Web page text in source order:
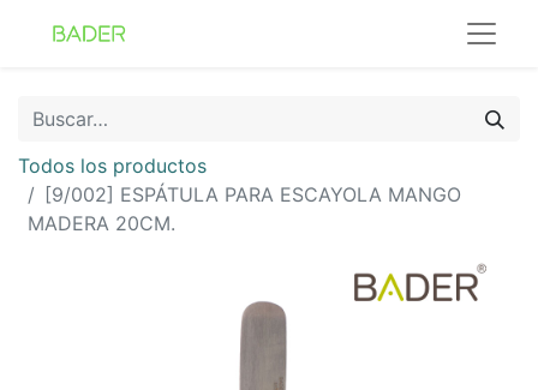
Todos los productos
[9/002] ESPÁTULA PARA ESCAYOLA MANGO
MADERA 20CM.